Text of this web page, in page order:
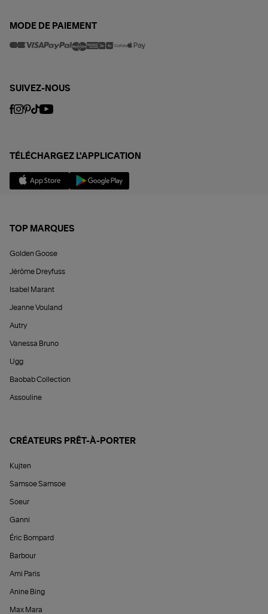
MODE DE PAIEMENT
SUIVEZ-NOUS
TÉLÉCHARGEZ L'APPLICATION
TOP MARQUES
Golden Goose
Jérôme Dreyfuss
Isabel Marant
Jeanne Vouland
Autry
Vanessa Bruno
Ugg
Baobab Collection
Assouline
CRÉATEURS PRÊT-À-PORTER
Kujten
Samsoe Samsoe
Soeur
Ganni
Éric Bompard
Barbour
Ami Paris
Anine Bing
Max Mara